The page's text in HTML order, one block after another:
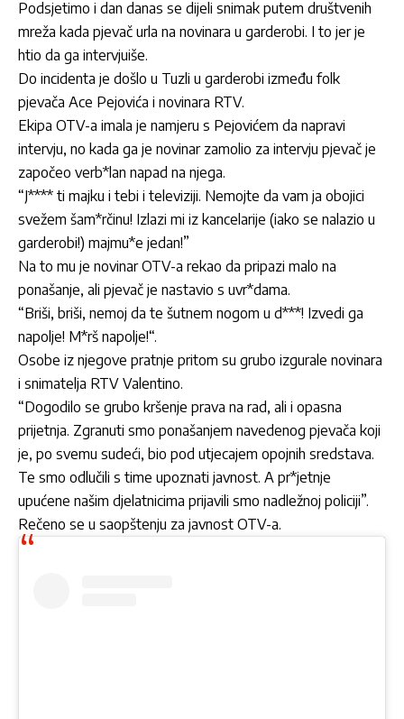
Podsjetimo i dan danas se dijeli snimak putem društvenih
mreža kada pjevač urla na novinara u garderobi. I to jer je
htio da ga intervjuiše.
Do incidenta je došlo u Tuzli u garderobi između folk
pjevača Ace Pejovića i novinara RTV.
Ekipa OTV-a imala je namjeru s Pejovićem da napravi
intervju, no kada ga je novinar zamolio za intervju pjevač je
započeo verb*lan napad na njega.
“J**** ti majku i tebi i televiziji. Nemojte da vam ja obojici
svežem šam*rčinu! Izlazi mi iz kancelarije (iako se nalazio u
garderobi!) majmu*e jedan!”
Na to mu je novinar OTV-a rekao da pripazi malo na
ponašanje, ali pjevač je nastavio s uvr*dama.
“Briši, briši, nemoj da te šutnem nogom u d***! Izvedi ga
napolje! M*rš napolje!“.
Osobe iz njegove pratnje pritom su grubo izgurale novinara
i snimatelja RTV Valentino.
“Dogodilo se grubo kršenje prava na rad, ali i opasna
prijetnja. Zgranuti smo ponašanjem navedenog pjevača koji
je, po svemu sudeći, bio pod utjecajem opojnih sredstava.
Te smo odlučili s time upoznati javnost. A pr*jetnje
upućene našim djelatnicima prijavili smo nadležnoj policiji”.
Rečeno se u saopštenju za javnost OTV-a.